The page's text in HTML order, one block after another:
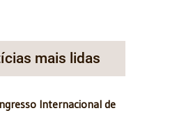
mais lidas
Internacional de